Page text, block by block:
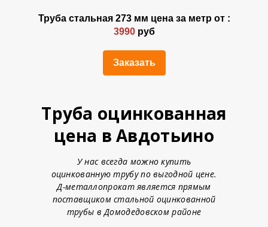
Труба стальная 273 мм цена за метр от :
3990руб
Заказать
Труба оцинкованная
цена в Авдотьино
У нас всегда можно купить
оцинкованную трубу по выгодной цене.
Д-металлопрокат является прямым
поставщиком стальной оцинкованной
трубы в Домодедовском районе